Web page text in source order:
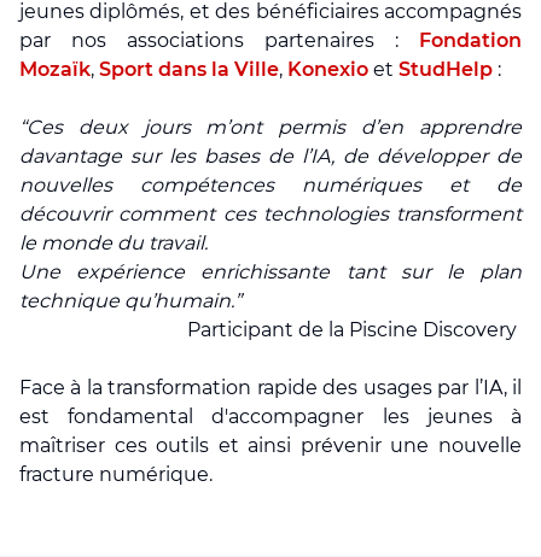
jeunes diplômés, et des bénéficiaires accompagnés
par nos associations partenaires : Fondation
Mozaïk, Sport dans la Ville, Konexio et StudHelp :
“Ces deux jours m’ont permis d’en apprendre
davantage sur les bases de l’IA, de développer de
nouvelles compétences numériques et de
découvrir comment ces technologies transforment
le monde du travail.
Une expérience enrichissante tant sur le plan
technique qu’humain.”
Participant de la Piscine Discovery
Face à la transformation rapide des usages par l’IA, il
est fondamental d'accompagner lesjeunes à
maîtriser ces outils et ainsi prévenir une nouvelle
fracture numérique.